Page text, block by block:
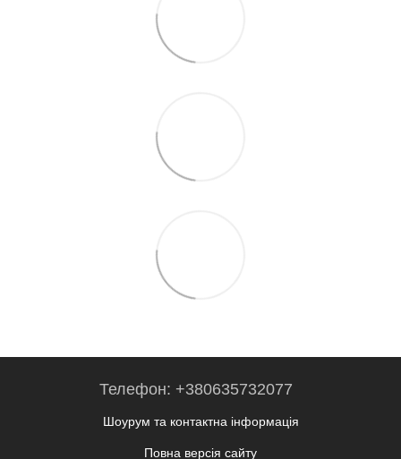
Телефон: +380635732077
Шоурум та контактна інформація
Повна версія сайту